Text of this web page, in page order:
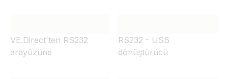
VE.Direct'ten RS232
arayüzüne
RS232 - USB
dönüştürücü